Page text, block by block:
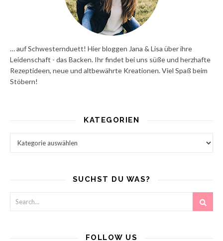
… auf Schwesternduett! Hier bloggen Jana & Lisa über ihre
Leidenschaft - das Backen. Ihr findet bei uns süße und herzhafte
Rezeptideen, neue und altbewährte Kreationen. Viel Spaß beim
Stöbern!
KATEGORIEN
SUCHST DU WAS?
FOLLOW US